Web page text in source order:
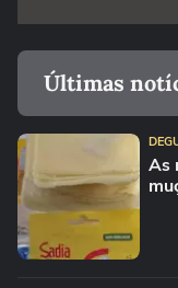
Últimas
As